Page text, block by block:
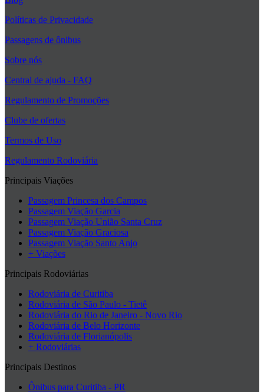
Políticas de Privacidade
Passagens de ônibus
Sobre nós
Central de ajuda - FAQ
Regulamento de Promoções
Clube de ofertas
Termos de Uso
Regulamento Rodoviária
Principais Viações
Passagem Princesa dos Campos
Passagem Viação Garcia
Passagem Viação União Santa Cruz
Passagem Viação Graciosa
Passagem Viação Santo Anjo
+ Viações
Principais Rodoviárias
Rodoviária de Curitiba
Rodoviária de São Paulo - Tietê
Rodoviária do Rio de Janeiro - Novo Rio
Rodoviária de Belo Horizonte
Rodoviária de Florianópolis
+ Rodoviárias
Principais Destinos
Ônibus para Curitiba - PR